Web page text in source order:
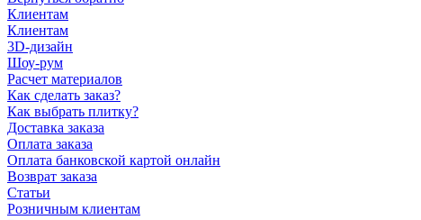
Клиентам
Клиентам
3D-дизайн
Шоу-рум
Расчет материалов
Как сделать заказ?
Как выбрать плитку?
Доставка заказа
Оплата заказа
Оплата банковской картой онлайн
Возврат заказа
Статьи
Розничным клиентам